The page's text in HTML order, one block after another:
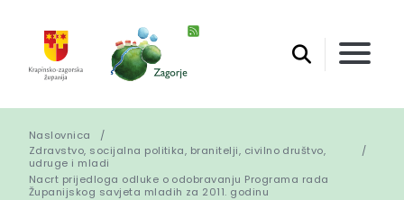
Naslovnica
Zdravstvo, socijalna politika, branitelji, civilno društvo,
udruge i mladi
Nacrt prijedloga odluke o odobravanju Programa rada
Županijskog savjeta mladih za 2011. godinu